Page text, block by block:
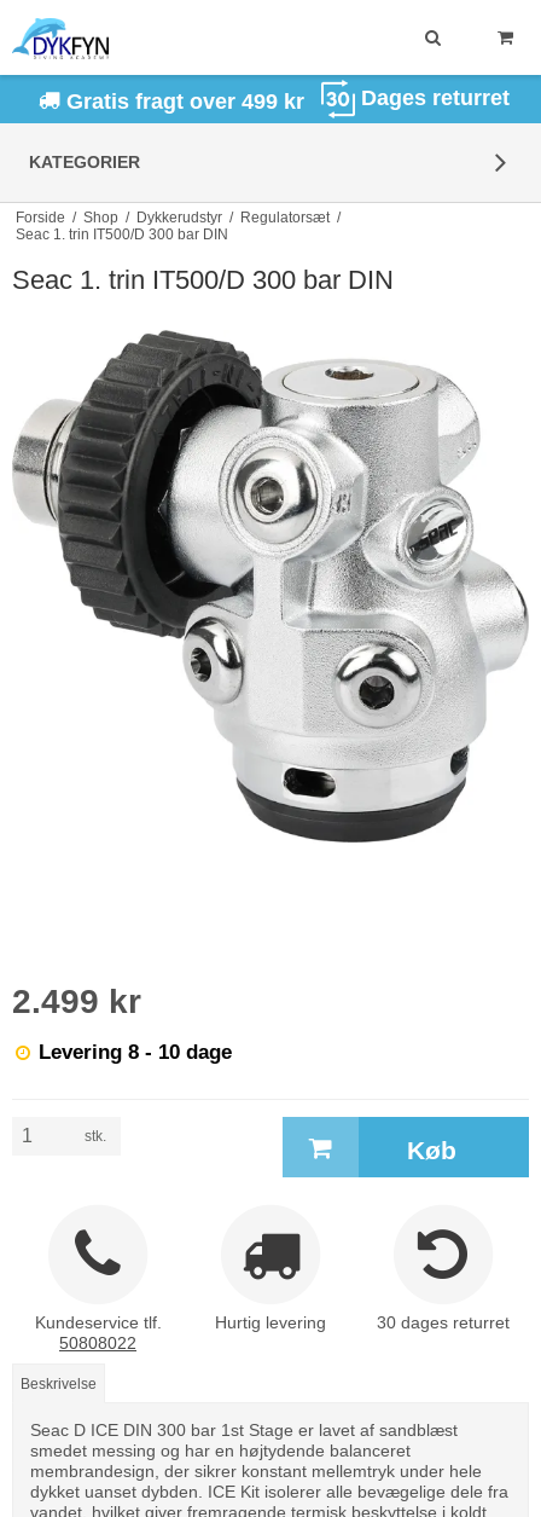
Gratis fragt over 499 kr Dages returret
KATEGORIER
Forside / Shop / Dykkerudstyr / Regulatorsæt /
Seac 1. trin IT500/D 300 bar DIN
Seac 1. trin IT500/D 300 bar DIN
2.499 kr
Levering 8 - 10 dage
stk. Køb
Kundeservice tlf.
50808022
Hurtig levering 30 dages returret
Beskrivelse
Seac D ICE DIN 300 bar 1st Stage er lavet af sandblæst
smedet messing og har en højtydende balanceret
membrandesign, der sikrer konstant mellemtryk under hele
dykket uanset dybden. ICE Kit isolerer alle bevægelige dele fra
vandet, hvilket giver fremragende termisk beskyttelse i koldt